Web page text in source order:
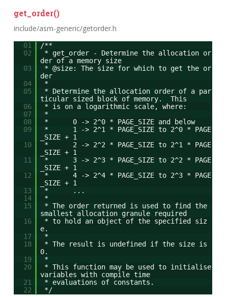
get_order()
include/asm-generic/getorder.h
01
/**
02
* get_order - Determine the allocation or
der of a memory size
03
* @size: The size for which to get the or
der
04
*
05
* Determine the allocation order of a par
ticular sized block of memory. This
06
* is on a logarithmic scale, where:
07
*
08
* 0 -> 2^0 * PAGE_SIZE and below
09
* 1 -> 2^1 * PAGE_SIZE to 2^0 * PAGE
_SIZE + 1
10
* 2 -> 2^2 * PAGE_SIZE to 2^1 * PAGE
_SIZE + 1
11
* 3 -> 2^3 * PAGE_SIZE to 2^2 * PAGE
_SIZE + 1
12
* 4 -> 2^4 * PAGE_SIZE to 2^3 * PAGE
_SIZE + 1
13
* ...
14
*
15
* The order returned is used to find the
smallest allocation granule required
16
* to hold an object of the specified siz
e.
17
*
18
* The result is undefined if the size is
0.
19
*
20
* This function may be used to initialise
variables with compile time
21
* evaluations of constants.
22
*/